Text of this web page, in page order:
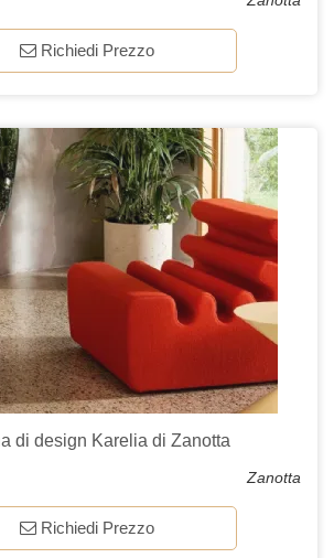
Richiedi Prezzo
di design Karelia di Zanotta
Zanotta
Richiedi Prezzo